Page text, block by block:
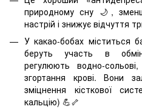
природному сну 🌙,
настрій і знижує відчуття
У какао-бобах міститься
беруть участь в
регулюють водно-
згортання крові. Вони
зміцнення кісткової
кальцію) 💪🦴